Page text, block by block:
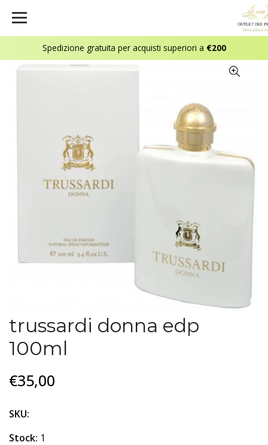
Spedizione gratuita per acquisti superiori a €200
trussardi donna edp
100ml
€35,00
SKU:
Stock: 1